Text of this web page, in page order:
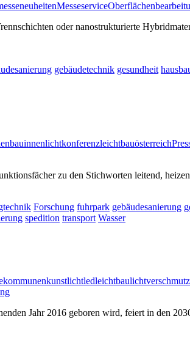
Messeservice
oder nanostrukturierte
gebäudetechnik gesundheit
innenlichtkonferenzleichtbauösterreich
zu den Stichworten leitend,
Forschung fuhrpark gebäudesanierung
spedition transport Wasser
kommunenkunstlichtledleichtbau
Jahr 2016 geboren wird, feiert in den